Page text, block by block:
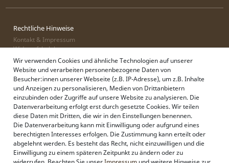
Rechtliche Hinweise
Kontakt & Impressum
Widerrufsbelehrung
Zahlung & Lieferung
Datenschutz
AGB
Alpenflüstern
Philosophie
Händlerbereich
Firmenkunden
Sonderanfertigungen
Pressebereich
Wir verwenden Cookies und ähnliche Technologien auf unserer
Website und verarbeiten personenbezogene Daten von
Besucher:innen unserer Webseite (z.B. IP-Adresse), um z.B. Inhalte
und Anzeigen zu personalisieren, Medien von Drittanbietern
einzubinden oder Zugriffe auf unsere Website zu analysieren. Die
Datenverarbeitung erfolgt erst durch gesetzte Cookies. Wir teilen
diese Daten mit Dritten, die wir in den Einstellungen benennen.
Die Datenverarbeitung kann mit Einwilligung oder aufgrund eines
berechtigten Interesses erfolgen. Die Zustimmung kann erteilt oder
abgelehnt werden. Es besteht das Recht, nicht einzuwilligen und die
Einwilligung zu einem späteren Zeitpunkt zu ändern oder zu